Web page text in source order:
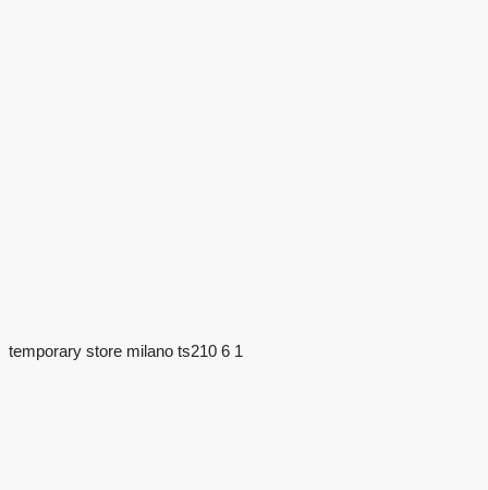
temporary store milano ts210 6 1